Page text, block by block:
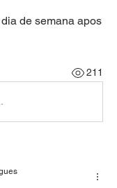
de semana apos
211